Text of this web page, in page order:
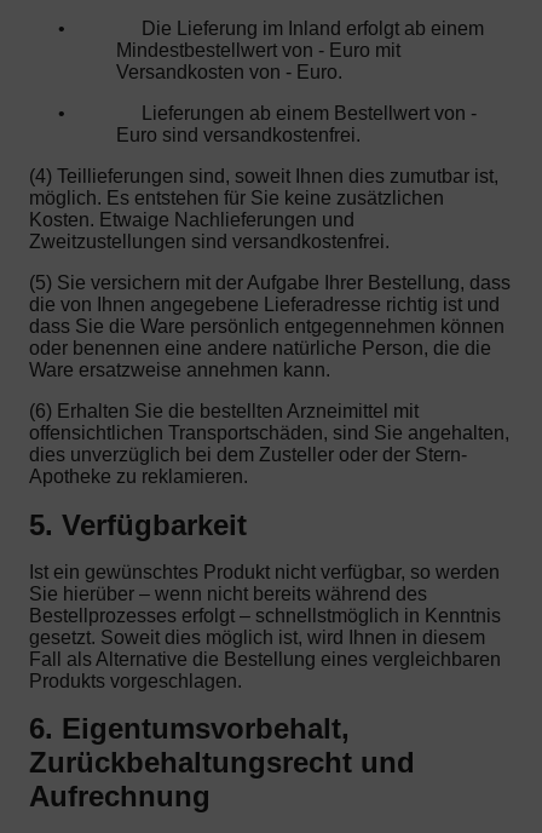
•
Die Lieferung im Inland erfolgt ab einem
Mindestbestellwert von - Euro mit
Versandkosten von - Euro.
•
Lieferungen ab einem Bestellwert von -
Euro sind versandkostenfrei.
(4) Teillieferungen sind, soweit Ihnen dies zumutbar ist,
möglich. Es entstehen für Sie keine zusätzlichen
Kosten. Etwaige Nachlieferungen und
Zweitzustellungen sind versandkostenfrei.
(5) Sie versichern mit der Aufgabe Ihrer Bestellung, dass
die von Ihnen angegebene Lieferadresse richtig ist und
dass Sie die Ware persönlich entgegennehmen können
oder benennen eine andere natürliche Person, die die
Ware ersatzweise annehmen kann.
(6) Erhalten Sie die bestellten Arzneimittel mit
offensichtlichen Transportschäden, sind Sie angehalten,
dies unverzüglich bei dem Zusteller oder der Stern-
Apotheke zu reklamieren.
5. Verfügbarkeit
Ist ein gewünschtes Produkt nicht verfügbar, so werden
Sie hierüber – wenn nicht bereits während des
Bestellprozesses erfolgt – schnellstmöglich in Kenntnis
gesetzt. Soweit dies möglich ist, wird Ihnen in diesem
Fall als Alternative die Bestellung eines vergleichbaren
Produkts vorgeschlagen.
6. Eigentumsvorbehalt,
Zurückbehaltungsrecht und
Aufrechnung